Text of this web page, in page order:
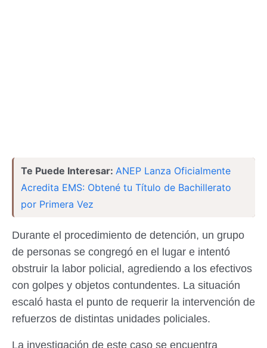
Te Puede Interesar: ANEP Lanza Oficialmente
Acredita EMS: Obtené tu Título de Bachillerato
por Primera Vez
Durante el procedimiento de detención, un grupo
de personas se congregó en el lugar e intentó
obstruir la labor policial, agrediendo a los efectivos
con golpes y objetos contundentes. La situación
escaló hasta el punto de requerir la intervención de
refuerzos de distintas unidades policiales.
La investigación de este caso se encuentra